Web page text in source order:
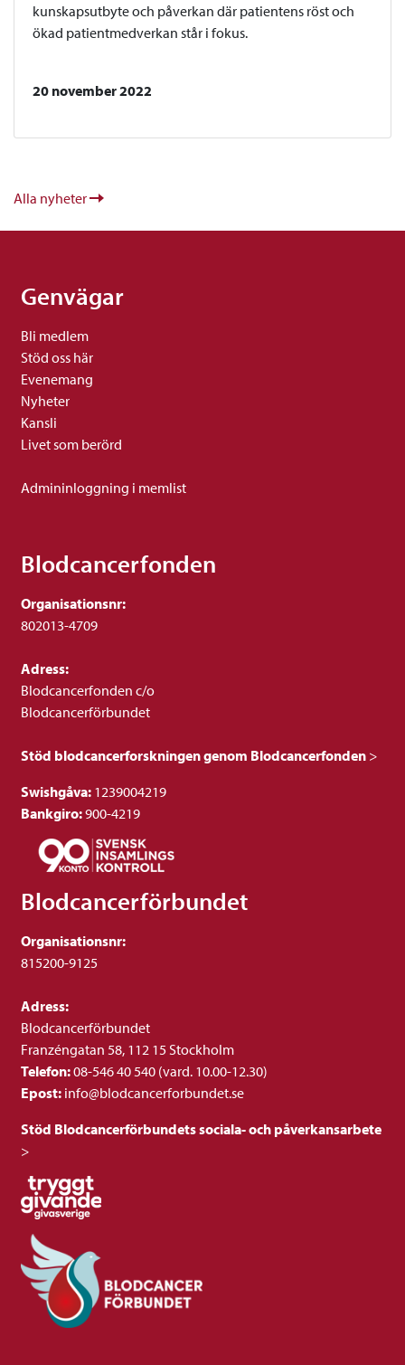
kunskapsutbyte och påverkan där patientens röst och
ökad patientmedverkan står i fokus.
20 november 2022
Alla nyheter
Genvägar
Bli medlem
Stöd oss här
Evenemang
Nyheter
Kansli
Livet som berörd
Admininloggning i memlist
Blodcancerfonden
Organisationsnr:
802013-4709
Adress:
Blodcancerfonden c/o
Blodcancerförbundet
Stöd blodcancerforskningen genom Blodcancerfonden >
Swishgåva: 1239004219
Bankgiro:900-4219
Blodcancerförbundet
Organisationsnr:
815200-9125
Adress:
Blodcancerförbundet
Franzéngatan 58, 112 15 Stockholm
Telefon:08-546 40 540 (vard. 10.00-12.30)
Epost: info@blodcancerforbundet.se
Stöd Blodcancerförbundets sociala- och påverkansarbete
>